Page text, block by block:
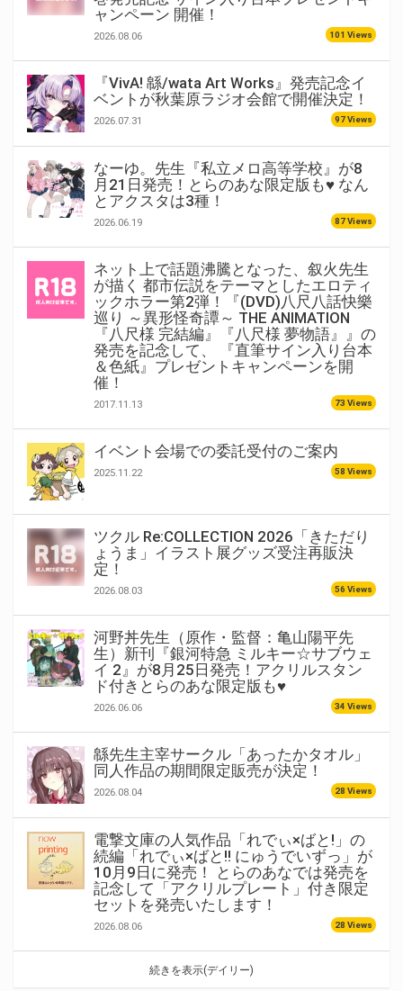
ャンペーン 開催！
2026.08.06 101 Views
『VivA! 緜/wata Art Works』発売記念イ
ベントが秋葉原ラジオ会館で開催決定！
2026.07.31 97 Views
なーゆ。先生『私立メロ高等学校』が8
月21日発売！とらのあな限定版も♥ なん
とアクスタは3種！
2026.06.19 87 Views
ネット上で話題沸騰となった、叙火先生
が描く 都市伝説をテーマとしたエロティ
ックホラー第2弾！『(DVD)八尺八話快樂
巡り ～異形怪奇譚～ THE ANIMATION
『八尺様 完結編』『八尺様 夢物語』』の
発売を記念して、 『直筆サイン入り台本
＆色紙』プレゼントキャンペーンを開
催！
2017.11.13 73 Views
イベント会場での委託受付のご案内
2025.11.22 58 Views
ツクル Re:COLLECTION 2026「きただり
ょうま」イラスト展グッズ受注再販決
定！
2026.08.03 56 Views
河野丼先生（原作・監督：亀山陽平先
生）新刊『銀河特急 ミルキー☆サブウェ
イ 2』が8月25日発売！アクリルスタン
ド付きとらのあな限定版も♥
2026.06.06 34 Views
緜先生主宰サークル「あったかタオル」
同人作品の期間限定販売が決定！
2026.08.04 28 Views
電撃文庫の人気作品「れでぃ×ばと!」の
続編「れでぃ×ばと!! にゅうでいずっ」が
10月9日に発売！ とらのあなでは発売を
記念して「アクリルプレート」付き限定
セットを発売いたします！
2026.08.06 28 Views
続きを表示(デイリー)